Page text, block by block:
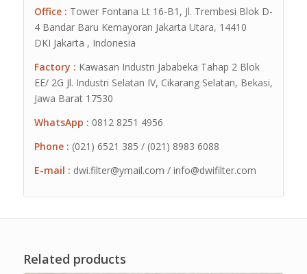
Office : Tower Fontana Lt 16-B1, Jl. Trembesi Blok D-
4 Bandar Baru Kemayoran Jakarta Utara, 14410
DKI Jakarta , Indonesia
Factory : Kawasan Industri Jababeka Tahap 2 Blok
EE/ 2G Jl. Industri Selatan IV, Cikarang Selatan, Bekasi,
Jawa Barat 17530
WhatsApp : 0812 8251 4956
Phone : (021) 6521 385 / (021) 8983 6088
E-mail : dwi.filter@ymail.com / info@dwifilter.com
Related products